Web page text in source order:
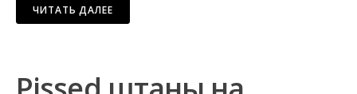
ЧИТАТЬ ДАЛЕЕ